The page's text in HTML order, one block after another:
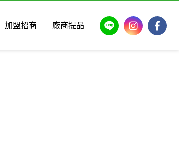
LINE Instagram
加盟招商 廠商提品